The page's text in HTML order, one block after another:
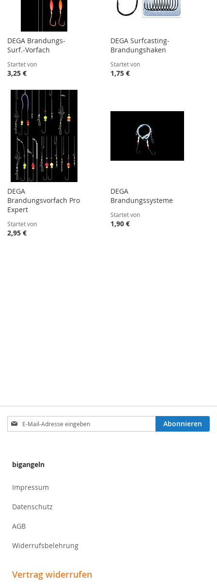
DEGA Brandungs-
Surf.-Vorfach
Startet von
3,25 €
DEGA Surfcasting-
Brandungshaken
Startet von
1,75 €
DEGA
Brandungsvorfach Pro
Expert
Startet von
2,95 €
DEGA
Brandungssysteme
Startet von
1,90 €
Anmeldung
zum
Abonnieren
bigangeln
Impressum
Datenschutz
AGB
Widerrufsbelehrung
Vertrag widerrufen